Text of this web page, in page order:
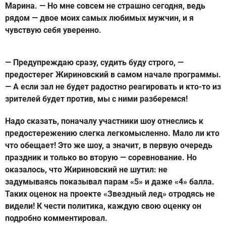
Марина. — Но мне совсем не страшно сегодня, ведь
рядом — двое моих самых любимых мужчин, и я
чувствую себя уверенно.
— Предупреждаю сразу, судить буду строго, —
предостерег Жириновский в самом начале программы.
— А если зал не будет радостно реагировать и кто-то из
зрителей будет против, мы с ними разберемся!
Надо сказать, поначалу участники шоу отнеслись к
предостережению слегка легкомысленно. Мало ли кто
что обещает! Это же шоу, а значит, в первую очередь
праздник и только во вторую — соревнование. Но
оказалось, что Жириновский не шутил: не
задумываясь показывал парам «5» и даже «4» балла.
Таких оценок на проекте «Звездный лед» отродясь не
видели! К чести политика, каждую свою оценку он
подробно комментировал.